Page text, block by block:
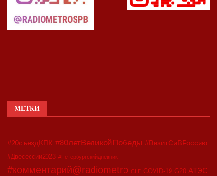
МЕТКИ
#20съездКПК #80летВеликойПобеды #ВизитСиВРоссию
#Двесессии2023 #Петербургскийдневник
#комментарий@radiometro CIIE COVID-19 G20 АТЭС